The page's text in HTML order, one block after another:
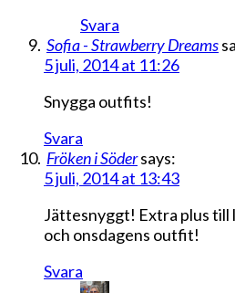
Svara
Sofia - Strawberry Dreams
5 juli, 2014 at 11:26
Snygga outfits!
Svara
Fröken i Södersays:
5 juli, 2014 at 13:43
Jättesnyggt! Extra plus till
och onsdagens outfit!
Svara